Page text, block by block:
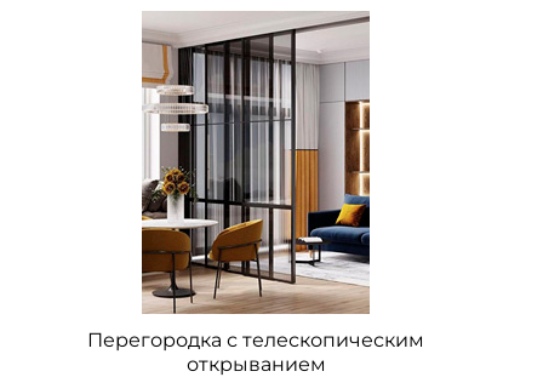
Перегородка с телескопическим
открыванием